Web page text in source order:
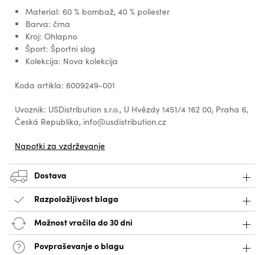
Material: 60 % bombaž, 40 % poliester
Barva: črna
Kroj: Ohlapno
Šport: Športni slog
Kolekcija: Nova kolekcija
Koda artikla: 6009249-001
Uvoznik: USDistribution s.r.o., U Hvězdy 1451/4 162 00, Praha 6,
Česká Republika, info@usdistribution.cz
Napotki za vzdrževanje
Dostava
Razpoložljivost blaga
Možnost vračila do 30 dni
Povpraševanje o blagu